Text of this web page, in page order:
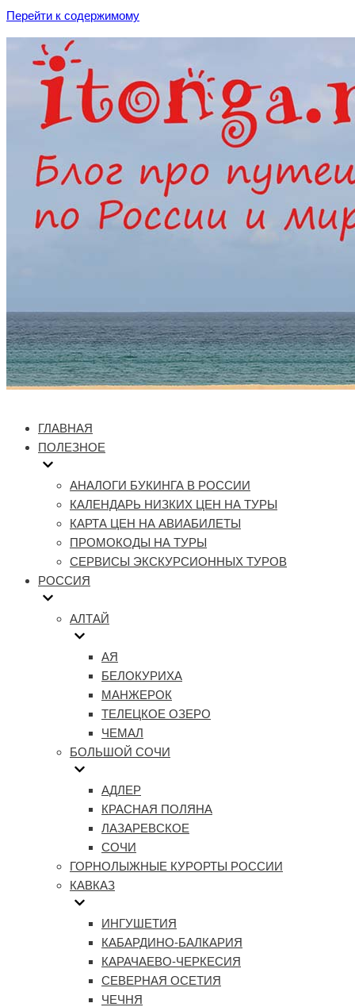
Перейти к содержимому
ГЛАВНАЯ
ПОЛЕЗНОЕ
АНАЛОГИ БУКИНГА В РОССИИ
КАЛЕНДАРЬ НИЗКИХ ЦЕН НА ТУРЫ
КАРТА ЦЕН НА АВИАБИЛЕТЫ
ПРОМОКОДЫ НА ТУРЫ
СЕРВИСЫ ЭКСКУРСИОННЫХ ТУРОВ
РОССИЯ
АЛТАЙ
АЯ
БЕЛОКУРИХА
МАНЖЕРОК
ТЕЛЕЦКОЕ ОЗЕРО
ЧЕМАЛ
БОЛЬШОЙ СОЧИ
АДЛЕР
КРАСНАЯ ПОЛЯНА
ЛАЗАРЕВСКОЕ
СОЧИ
ГОРНОЛЫЖНЫЕ КУРОРТЫ РОССИИ
КАВКАЗ
ИНГУШЕТИЯ
КАБАРДИНО-БАЛКАРИЯ
КАРАЧАЕВО-ЧЕРКЕСИЯ
СЕВЕРНАЯ ОСЕТИЯ
ЧЕЧНЯ